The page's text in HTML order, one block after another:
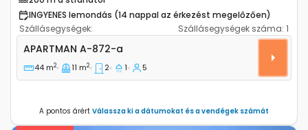
INGYENES lemondás (14 nappal az érkezést megelőzően)
Szállásegységek:
Szállásegységek száma: 1
Kétszobás apartman Sali, Dugi otok A-872-a
APARTMAN A-872-a
44 m2 11 m2 2 1 5
A pontos árért Válassza ki a dátumokat és a vendégek számát